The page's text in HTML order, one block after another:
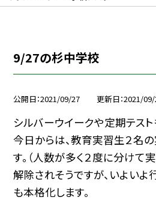
9/27の杉中学校
公開日 2021/09/27 更新日 2021/
シルバーウイークや定期テスト
今日からは、教育実習生２名
す。（人数が多く２度に分けて
解除されそうですが、いよい
も本格化します。